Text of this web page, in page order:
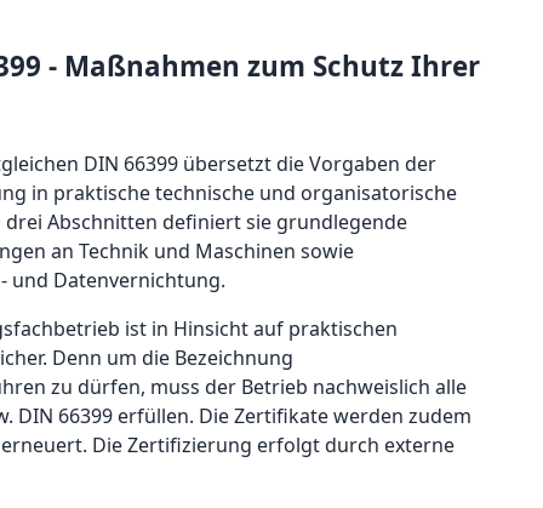
- Maßnahmen zum Schutz Ihrer
DIN 66399 übersetzt die Vorgaben der
in praktische technische und organisatorische
drei Abschnitten definiert sie grundlegende
an Technik und Maschinen sowie
und Datenvernichtung.
ist in Hinsicht auf praktischen
Denn um die Bezeichnung
zu dürfen, muss der Betrieb nachweislich alle
DIN 66399 erfüllen. Die Zertifikate werden zudem
Die Zertifizierung erfolgt durch externe